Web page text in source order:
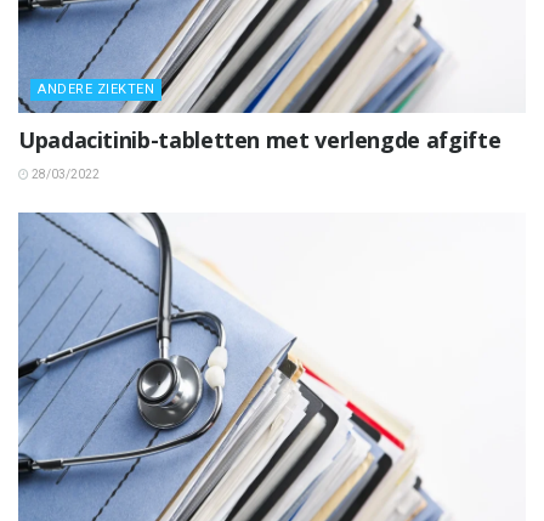
ANDERE ZIEKTEN
Upadacitinib-tabletten met verlengde afgifte
28/03/2022